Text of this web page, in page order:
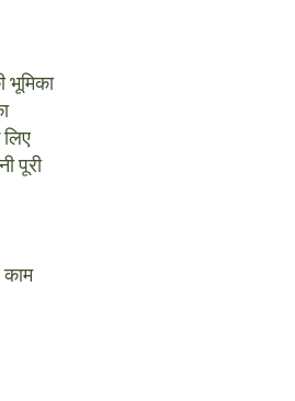
भूमिका
पूरी